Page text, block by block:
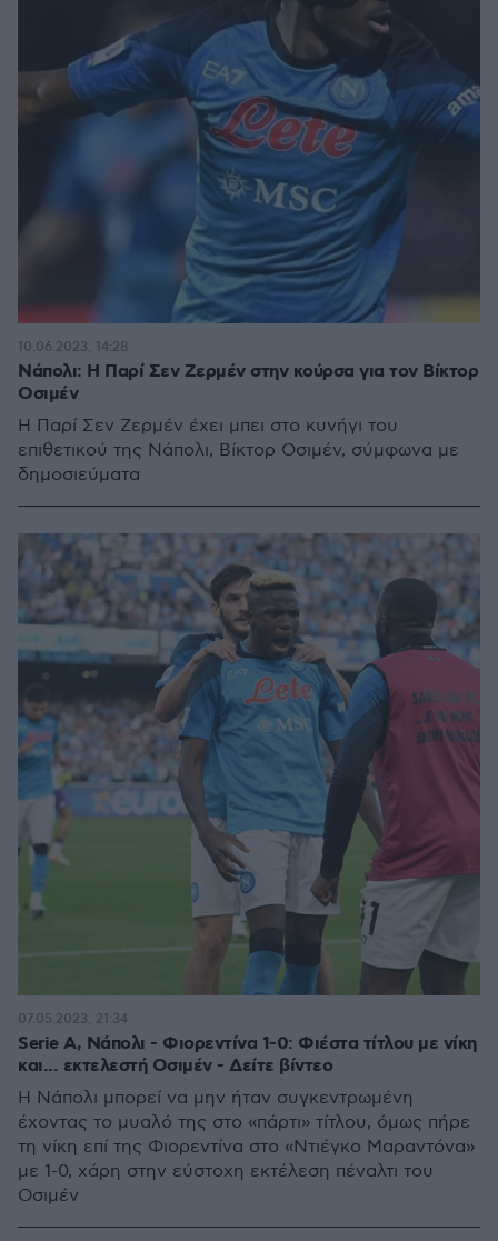
Νάπολι: Η Παρί Σεν Ζερμέν στην κούρσα για τον Βίκτορ
Οσιμέν
Η Παρί Σεν Ζερμέν έχει μπει στο κυνήγι του
επιθετικού της Νάπολι, Βίκτορ Οσιμέν, σύμφωνα με
δημοσιεύματα
10.06.2023, 14:28
Serie A, Νάπολι - Φιορεντίνα 1-0: Φιέστα τίτλου με νίκη
και... εκτελεστή Οσιμέν - Δείτε βίντεο
Η Νάπολι μπορεί να μην ήταν συγκεντρωμένη
έχοντας το μυαλό της στο «πάρτι» τίτλου, όμως πήρε
τη νίκη επί της Φιορεντίνα στο «Ντιέγκο Μαραντόνα»
με 1-0, χάρη στην εύστοχη εκτέλεση πέναλτι του
Οσιμέν
07.05.2023, 21:34